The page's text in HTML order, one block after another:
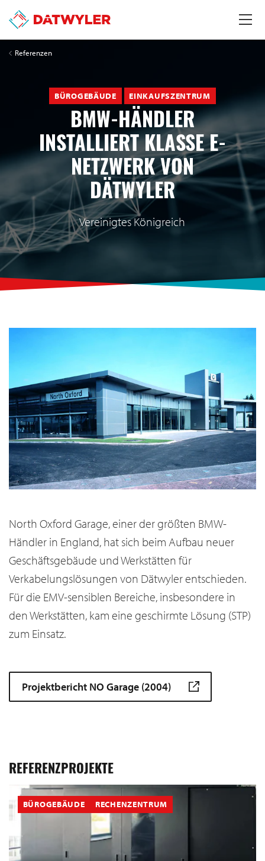
Referenzen
BÜROGEBÄUDE EINKAUFSZENTRUM
BMW-HÄNDLER
INSTALLIERT KLASSE E-
NETZWERK VON
DÄTWYLER
Vereinigtes Königreich
North Oxford Garage, einer der größten BMW-
Händler in England, hat sich beim Aufbau neuer
Geschäftsgebäude und Werkstätten für
Verkabelungslösungen von Dätwyler entschieden.
Für die EMV-sensiblen Bereiche, insbesondere in
den Werkstätten, kam eine geschirmte Lösung (STP)
zum Einsatz.
Projektbericht NO Garage (2004)
REFERENZPROJEKTE
BÜROGEBÄUDE RECHENZENTRUM